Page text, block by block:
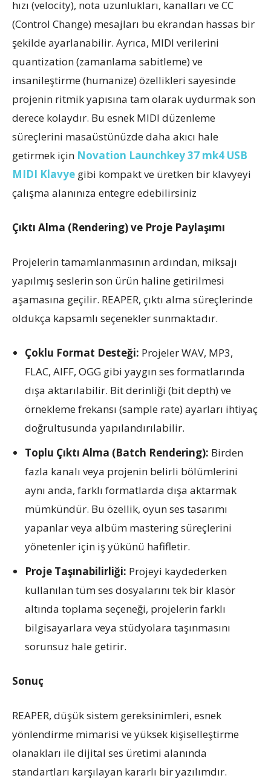
hızı (velocity), nota uzunlukları, kanalları ve CC
(Control Change) mesajları bu ekrandan hassas bir
şekilde ayarlanabilir. Ayrıca, MIDI verilerini
quantization (zamanlama sabitleme) ve
insanileştirme (humanize) özellikleri sayesinde
projenin ritmik yapısına tam olarak uydurmak son
derece kolaydır. Bu esnek MIDI düzenleme
süreçlerini masaüstünüzde daha akıcı hale
getirmek için Novation Launchkey 37 mk4 USB
MIDI Klavye gibi kompakt ve üretken bir klavyeyi
çalışma alanınıza entegre edebilirsiniz
Çıktı Alma (Rendering) ve Proje Paylaşımı
Projelerin tamamlanmasının ardından, miksajı
yapılmış seslerin son ürün haline getirilmesi
aşamasına geçilir. REAPER, çıktı alma süreçlerinde
oldukça kapsamlı seçenekler sunmaktadır.
Çoklu Format Desteği: Projeler WAV, MP3,
FLAC, AIFF, OGG gibi yaygın ses formatlarında
dışa aktarılabilir. Bit derinliği (bit depth) ve
örnekleme frekansı (sample rate) ayarları ihtiyaç
doğrultusunda yapılandırılabilir.
Toplu Çıktı Alma (Batch Rendering): Birden
fazla kanalı veya projenin belirli bölümlerini
aynı anda, farklı formatlarda dışa aktarmak
mümkündür. Bu özellik, oyun ses tasarımı
yapanlar veya albüm mastering süreçlerini
yönetenler için iş yükünü hafifletir.
Proje Taşınabilirliği: Projeyi kaydederken
kullanılan tüm ses dosyalarını tek bir klasör
altında toplama seçeneği, projelerin farklı
bilgisayarlara veya stüdyolara taşınmasını
sorunsuz hale getirir.
Sonuç
REAPER, düşük sistem gereksinimleri, esnek
yönlendirme mimarisi ve yüksek kişiselleştirme
olanakları ile dijital ses üretimi alanında
standartları karşılayan kararlı bir yazılımdır.